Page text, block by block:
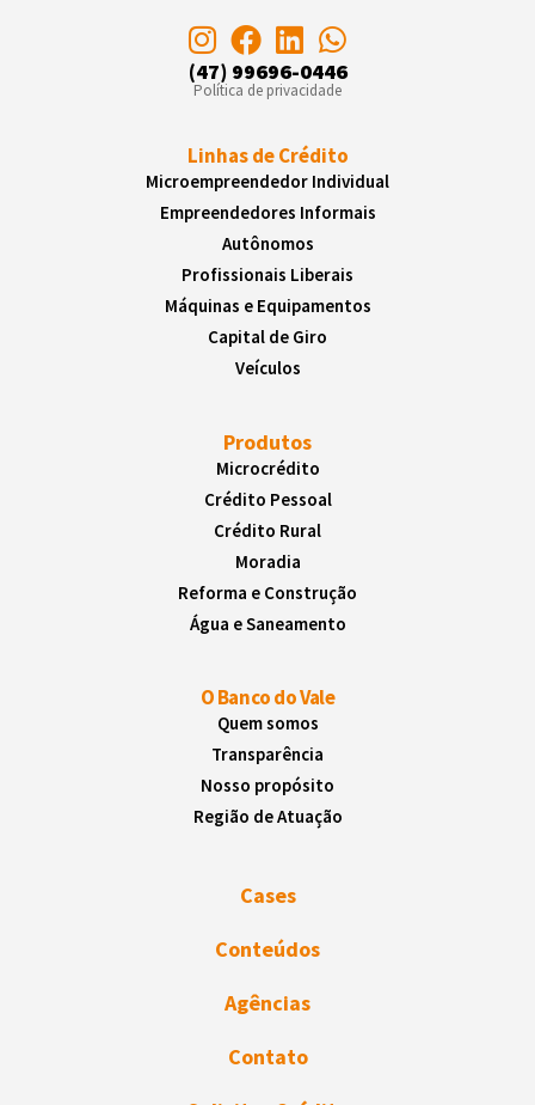
(47) 99696-0446
Política de privacidade
Linhas de Crédito
Microempreendedor Individual
Empreendedores Informais
Autônomos
Profissionais Liberais
Máquinas e Equipamentos
Capital de Giro
Veículos
Produtos
Microcrédito
Crédito Pessoal
Crédito Rural
Moradia
Reforma e Construção
Água e Saneamento
O Banco do Vale
Quem somos
Transparência
Nosso propósito
Região de Atuação
Cases
Conteúdos
Agências
Contato